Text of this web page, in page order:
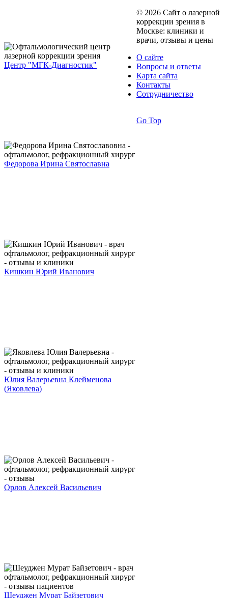
Центр "МГК-Диагностик"
Федорова Ирина Святославна
Кишкин Юрий Иванович
Юлия Валерьевна Клейменова
(Яковлева)
Орлов Алексей Васильевич
Шеуджен Мурат Байзетович
© 2026 Сайт о лазерной
коррекции зрения в
Москве: клиники и
врачи, отзывы и цены
О сайте
Вопросы и ответы
Карта сайта
Контакты
Сотрудничество
Go Top